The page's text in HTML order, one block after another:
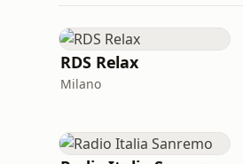
RDS Relax
Milano